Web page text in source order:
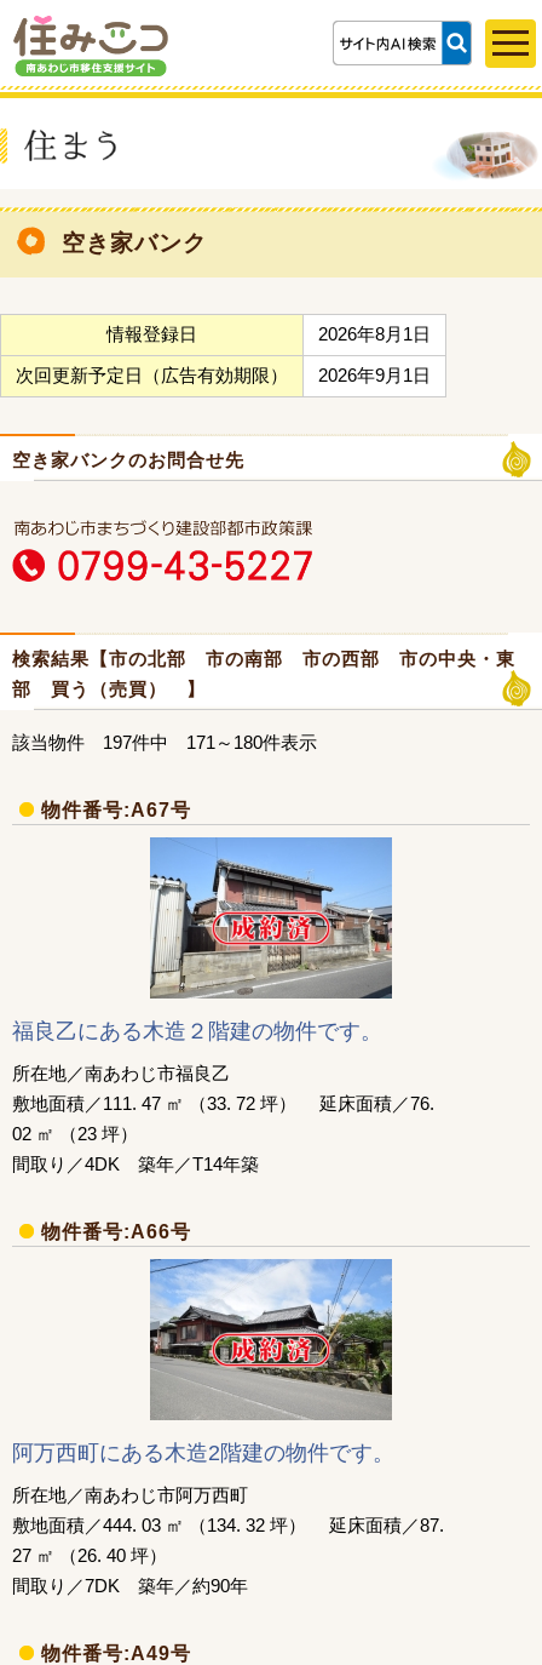
空き家バンク
情報登録日 2026年8月1日
次回更新予定日（広告有効期限） 2026年9月1日
空き家バンクのお問合せ先
検索結果【市の北部 市の南部 市の西部 市の中央・東
部 買う（売買） 】
該当物件 197件中 171～180件表示
物件番号:A67号
福良乙にある木造２階建の物件です。
所在地／南あわじ市福良乙
敷地面積／111. 47 ㎡ （33. 72 坪） 延床面積／76.
02 ㎡ （23 坪）
間取り／4DK 築年／T14年築
物件番号:A66号
阿万西町にある木造2階建の物件です。
所在地／南あわじ市阿万西町
敷地面積／444. 03 ㎡ （134. 32 坪） 延床面積／87.
27 ㎡ （26. 40 坪）
間取り／7DK 築年／約90年
物件番号:A49号